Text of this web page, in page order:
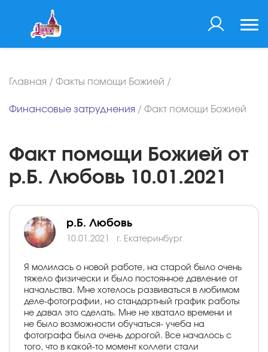
Главная / Факты помощи Божией /
Финансовые затруднения / Факт помощи Божией
Факт помощи Божией от
р.Б. Любовь 10.01.2021
р.Б. Любовь
10.01.2021 г. Екатеринбург
Я молилась о новой работе, на старой было очень
тяжело физически и было постоянное давление от
начальства. Мне хотелось развиваться в любимом
деле-фотографии, но стандартный график работы
не давал это сделать. Мне не хватало времени и
не было возможности обучаться- учеба на
фотографа была очень дорогой. Все началось с
того, что в какой-то момент коллеги стали